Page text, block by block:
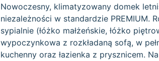
Nowoczesny, klimatyzowany domek
niezależności w standardzie PREMIUM.
sypialnie (łóżko małżeńskie, łóżko
wypoczynkowa z rozkładaną sofą, w
kuchenny oraz łazienka z prysznicem.